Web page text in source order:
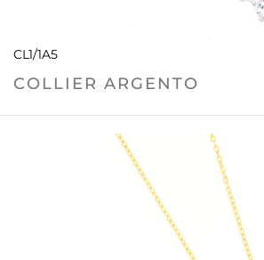
CL1/1A5
COLLIER ARGENTO